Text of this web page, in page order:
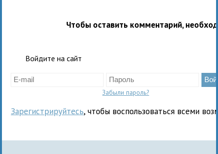
Чтобы оставить комментарий,
Войдите на сайт
Забыли пароль?
Зарегистрируйтесь, чтобы воспользоваться всеми